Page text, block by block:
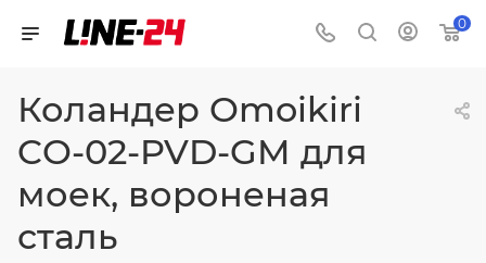
0
Коландер Omoikiri
CO-02-PVD-GM для
моек, вороненая
сталь